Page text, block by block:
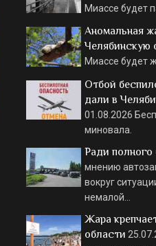
Миассе будет
Аномальная
Челябинскую
Миассе будет
Отбой
дали в
01.08.2026
миновала.
Ради полного
мнению
вокруг
немалой…
Жара
области